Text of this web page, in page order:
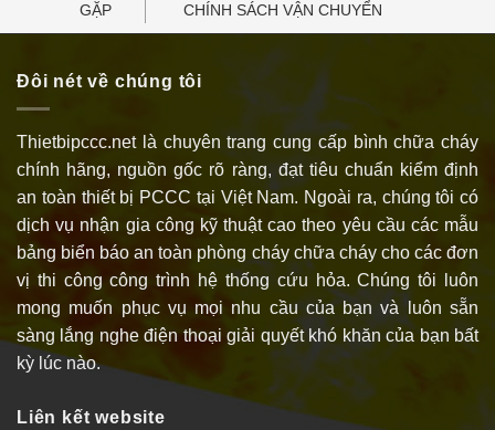
GẶP
CHÍNH SÁCH VẬN CHUYỂN
Đôi nét về chúng tôi
Thietbipccc.net là chuyên trang cung cấp bình chữa cháy
chính hãng, nguồn gốc rõ ràng, đạt tiêu chuẩn kiểm định
an toàn thiết bị PCCC tại Việt Nam. Ngoài ra, chúng tôi có
dịch vụ nhận gia công kỹ thuật cao theo yêu cầu các mẫu
bảng biển báo an toàn phòng cháy chữa cháy cho các đơn
vị thi công công trình hệ thống cứu hỏa. Chúng tôi luôn
mong muốn phục vụ mọi nhu cầu của bạn và luôn sẵn
sàng lắng nghe điện thoại giải quyết khó khăn của bạn bất
kỳ lúc nào.
Liên kết website